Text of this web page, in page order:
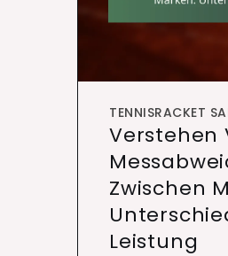
TENNISRACKET
Verstehen
Zwischen
Leistung